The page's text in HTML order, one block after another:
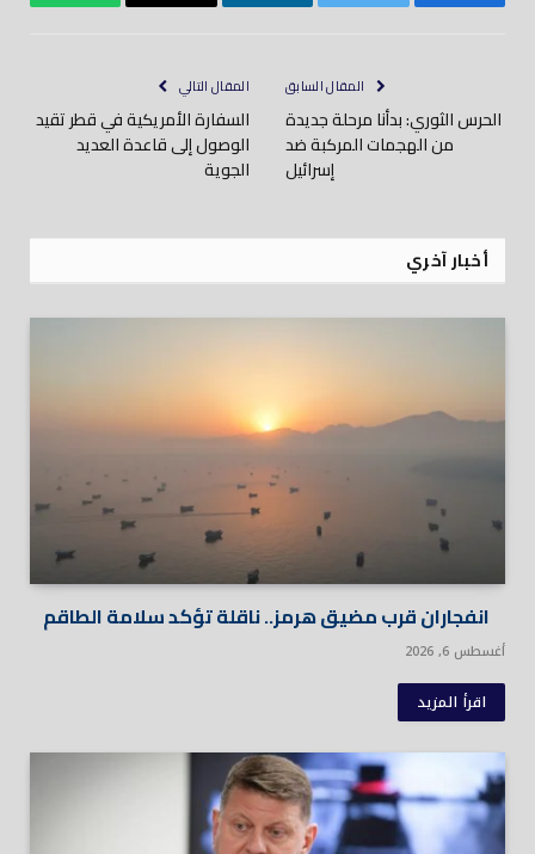
فيسبوك تويتر لينكدود
بريد
واتساب
المقال السابق
الحرس الثوري: بدأنا مرحلة جديدة
من الهجمات المركبة ضد
إسرائيل
المقال التالي
السفارة الأمريكية في قطر تقيد
الوصول إلى قاعدة العديد
الجوية
أخبار آخري
انفجاران قرب مضيق هرمز.. ناقلة تؤكد سلامة الطاقم
أغسطس 6, 2026
اقرأ المزيد